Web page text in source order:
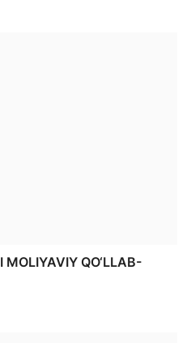
MOLIYAVIY QO‘LLAB-